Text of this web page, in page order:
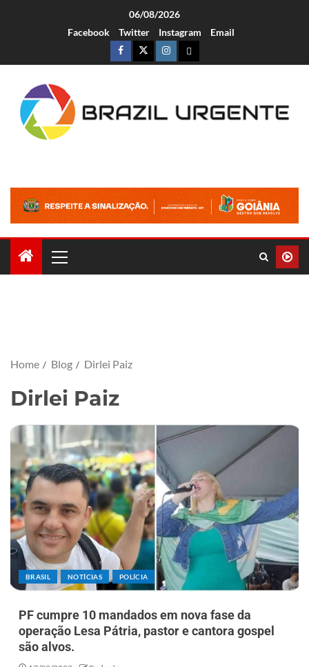
06/08/2026
Facebook
Twitter Instagram Email
Home Blog Dirlei Paiz
Dirlei Paiz
BRASIL NOTÍCIAS POLÍCIA
PF cumpre 10 mandados em nova fase da
operação Lesa Pátria, pastor e cantora gospel
são alvos.